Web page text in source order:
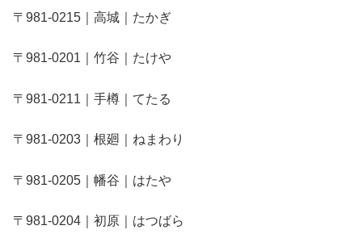
〒981-0215｜高城｜たかぎ
〒981-0201｜竹谷｜たけや
〒981-0211｜手樽｜てたる
〒981-0203｜根廻｜ねまわり
〒981-0205｜幡谷｜はたや
〒981-0204｜初原｜はつばら